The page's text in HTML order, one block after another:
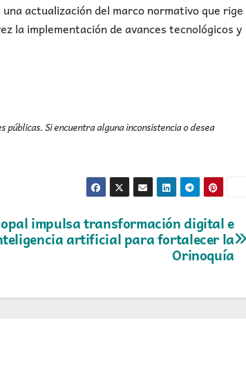
actualización del marco normativo que rige
la implementación de avances tecnológicos y
Si encuentra alguna inconsistencia o desea
impulsa transformación digital e
artificial para fortalecer la
Orinoquía